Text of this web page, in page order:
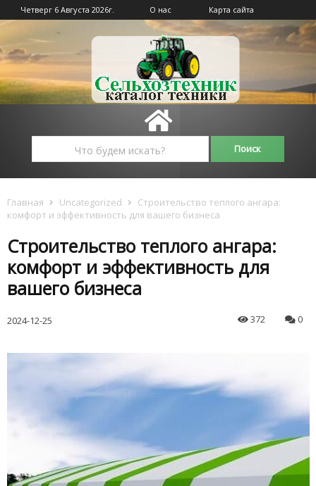
Четверг 6 Августа 2026г. О нас Карта сайта
Главная Uncategorized
Строительство теплого ангара:
комфорт и эффективность для вашего бизнеса
Строительство теплого ангара:
комфорт и эффективность для
вашего бизнеса
2024-12-25 372 0